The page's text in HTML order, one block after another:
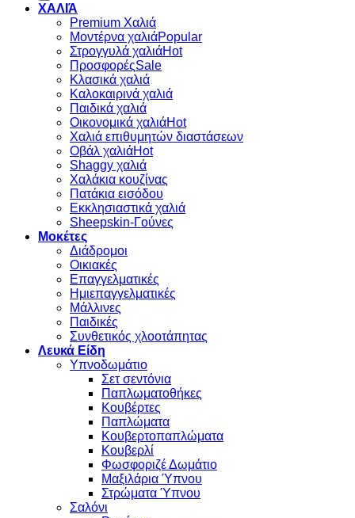
ΧΑΛΙΆ
Premium Χαλιά
Μοντέρνα χαλιά
Στρογγυλά χαλιά
Προσφορές
Κλασικά χαλιά
Καλοκαιρινά χαλιά
Παιδικά χαλιά
Οικονομικά χαλιά
Χαλιά επιθυμητών διαστάσεων
Οβάλ χαλιά
Shaggy χαλιά
Χαλάκια κουζίνας
Πατάκια εισόδου
Εκκλησιαστικά χαλιά
Sheepskin-Γούνες
Μοκέτες
Διάδρομοι
Οικιακές
Επαγγελματικές
Ημιεπαγγελματικές
Μάλλινες
Παιδικές
Συνθετικός χλοοτάπητας
Λευκά Είδη
Υπνοδωμάτιο
Σετ σεντόνια
Παπλωματοθήκες
Κουβέρτες
Παπλώματα
Κουβερτοπαπλώματα
Κουβερλί
Φωσφοριζέ Δωμάτιο
Μαξιλάρια Ύπνου
Στρώματα Ύπνου
Σαλόνι